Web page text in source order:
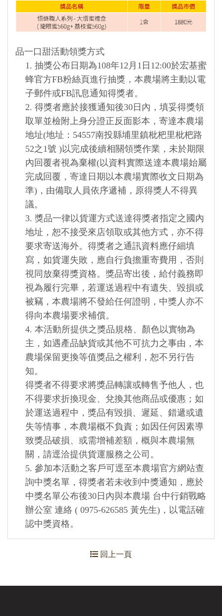
品一口甜活動領獎方式
1. 抽獎公布日期為108年12月1日12:00於宏基蜜
蜂官方FB粉絲頁進行抽獎，本農場將主動以電
子郵件或FB訊息通知得獎者。
2. 得獎者應於接獲通知後30日內，填妥得獎領
取單並檢附上身分證正反面影本，寄達本農場
地址(地址：54557南投縣埔里鎮枇杷里枇杷路
52之1號 )以完成後續相關領獎作業，未於期限
內回覆者視為棄權(以資料實際送達本農場始屬
完成回覆，寄達日期以本農場實際收文日期為
準)，由備取人員依序遞補，原得獎人不得異
議。
3. 獎品一律以貨運方式送達得獎者指定之國內
地址，恕不接受來店領取或其他方式，亦不得
要求寄送海外。得獎者之通訊資料應仔細填
寫，如貨運失敗，應自行負擔重寄費用，否則
視同放棄得獎資格。獎品寄出後，給付義務即
視為履行完畢，若運送過程中有遺失、毀損或
被竊，本農場將不發給任何證明，中獎人亦不
得向本農場要求補償。
4. 本活動所提供之獎品規格、顏色以實物為
主，如遇產品缺貨或其他不可抗力之事由，本
農場保留更換等值獎品之權利，恕不另行告
知。
得獎者不得要求將獎品轉讓或轉售予他人，也
不得要求折換現金、兌換其他商品或優惠；如
於運送過程中，獎品有毀損、遲延、錯遞或遺
失等情事，本農場概不負責；如因任何因素導
致獎品破損、或需增補差額，概與本農場無
關，請逕洽提供貨運服務之公司。
5. 參加本活動之客戶可逕至本農場官方網站查
詢中獎名單，得獎者若未收到中獎通知，應於
中獎名單公布後30日內與本農場 台中行銷戰略
辦公室 連絡 ( 0975-626585 黃先生)，以電話確
認中獎資格。
回上一頁